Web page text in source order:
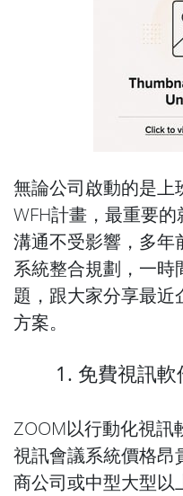
無論公司啟動的是上
WFH計畫，最重要的
溝通不受影響，多年
系統整合規劃，一
題，跟大家分享最近
方案。
1. 免費視訊
ZOOM以行動化視訊
視訊會議系統價格昂
商公司或中型大型以